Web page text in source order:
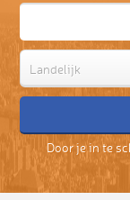
Landelijk
Door je in te